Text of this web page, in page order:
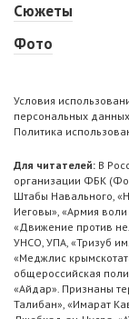
Сюжеты
Фото
Условия
персональных данных
Политика
Для читателей: В
организации ФБК
Штабы Навального,
Иеговы», «Армия
«Движение против
УНСО, УПА, «Тризуб
«Меджлис
общероссийская
«Айдар». Признаны
Талибан», «Имарат